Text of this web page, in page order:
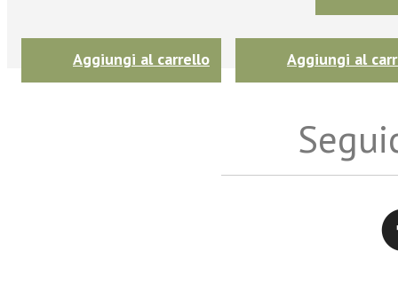
Aggiungi al carrello Aggiungi al